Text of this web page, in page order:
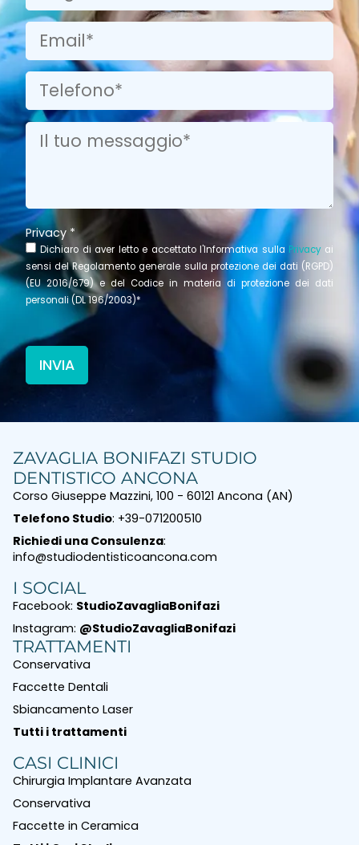
Privacy *
Dichiaro di aver letto e accettato l'Informativa sulla Privacyai
sensi del Regolamento generale sulla protezione dei dati (RGPD)
(EU 2016/679) e del Codice in materia di protezione dei dati
personali (DL 196/2003)*
ZAVAGLIA BONIFAZI STUDIO
DENTISTICO ANCONA
Corso Giuseppe Mazzini, 100 - 60121 Ancona (AN)
Telefono Studio: +39-071200510
Richiedi una Consulenza:
info@studiodentisticoancona.com
I SOCIAL
Facebook: StudioZavagliaBonifazi
Instagram: @StudioZavagliaBonifazi
TRATTAMENTI
Conservativa
Faccette Dentali
Sbiancamento Laser
Tutti i trattamenti
CASI CLINICI
Chirurgia Implantare Avanzata
Conservativa
Faccette in Ceramica